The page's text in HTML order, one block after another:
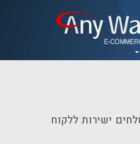
ישירות ללקוח